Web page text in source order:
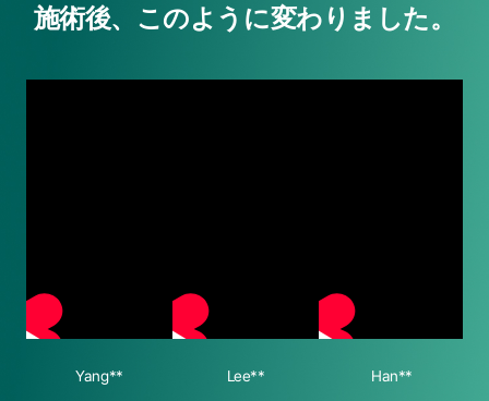
施術後、このように変わりました。
Yang** Lee** Han**